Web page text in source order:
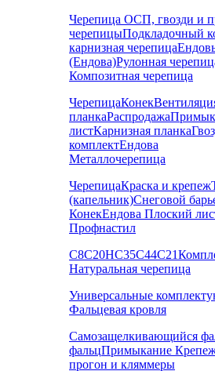
Черепица ОСП, гвозди и
черепицыПодкладочный
карнизная черепица
(Ендова)Рулонная
Композитная черепица
ЧерепицаКонек
планкаРаспродажа
листКарнизная планка
комплектЕндова
Металлочерепица
ЧерепицаКраска и крепеж
(капельник)Снеговой
КонекЕндова Плоский
Профнастил
С8С20НС35С44С21
Натуральная черепица
Универсальные
Фальцевая кровля
Самозащелкивающийся
фальцПримыкание
прогон и кляммеры